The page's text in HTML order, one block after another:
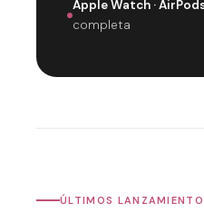
Apple Watch ·
completa
ÚLTIMOS